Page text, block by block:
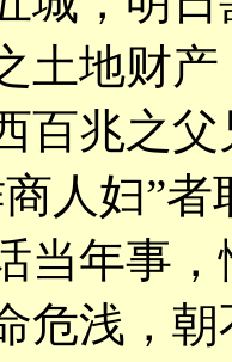
土地财产
百兆之
人妇”者
当年事
危浅，